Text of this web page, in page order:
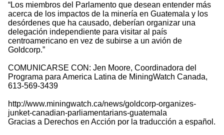
“Los miembros del Parlamento que desean entender más
acerca de los impactos de la minería en Guatemala y los
desórdenes que ha causado, deberían organizar una
delegación independiente para visitar al país
centroamericano en vez de subirse a un avión de
Goldcorp.”
COMUNICARSE CON: Jen Moore, Coordinadora del
Programa para America Latina de MiningWatch Canada,
613-569-3439
http://www.miningwatch.ca/news/goldcorp-organizes-
junket-canadian-parliamentarians-guatemala
Gracias a Derechos en Acción por la traducción a español.